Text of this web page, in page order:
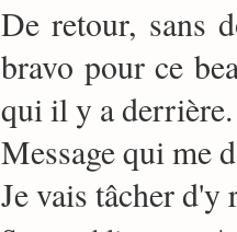
De retour, sans
bravo pour ce
qui il y a derrière.
Message qui me
Je vais tâcher d'y